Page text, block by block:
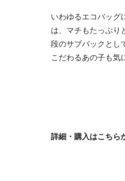
いわゆるエコバッグ
は、マチもたっぷり
段のサブバックとし
こだわるあの子も気
詳細・購入はこちら